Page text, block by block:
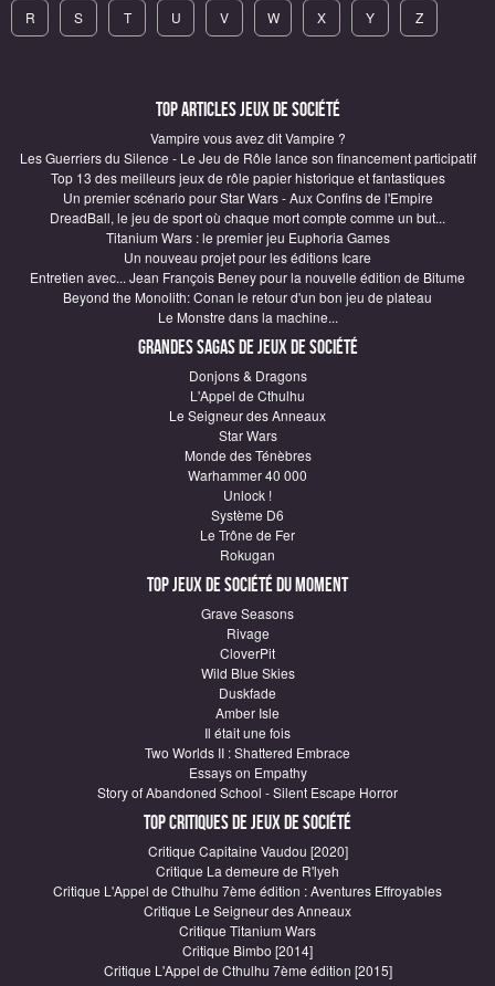
R S T U V W X Y Z
Top articles Jeux de société
Vampire vous avez dit Vampire ?
Les Guerriers du Silence - Le Jeu de Rôle lance son financement participatif
Top 13 des meilleurs jeux de rôle papier historique et fantastiques
Un premier scénario pour Star Wars - Aux Confins de l'Empire
DreadBall, le jeu de sport où chaque mort compte comme un but...
Titanium Wars : le premier jeu Euphoria Games
Un nouveau projet pour les éditions Icare
Entretien avec... Jean François Beney pour la nouvelle édition de Bitume
Beyond the Monolith: Conan le retour d'un bon jeu de plateau
Le Monstre dans la machine...
Grandes sagas de Jeux de société
Donjons & Dragons
L'Appel de Cthulhu
Le Seigneur des Anneaux
Star Wars
Monde des Ténèbres
Warhammer 40 000
Unlock !
Système D6
Le Trône de Fer
Rokugan
Top Jeux de société du moment
Grave Seasons
Rivage
CloverPit
Wild Blue Skies
Duskfade
Amber Isle
Il était une fois
Two Worlds II : Shattered Embrace
Essays on Empathy
Story of Abandoned School - Silent Escape Horror
Top critiques de Jeux de société
Critique Capitaine Vaudou [2020]
Critique La demeure de R'lyeh
Critique L'Appel de Cthulhu 7ème édition : Aventures Effroyables
Critique Le Seigneur des Anneaux
Critique Titanium Wars
Critique Bimbo [2014]
Critique L'Appel de Cthulhu 7ème édition [2015]